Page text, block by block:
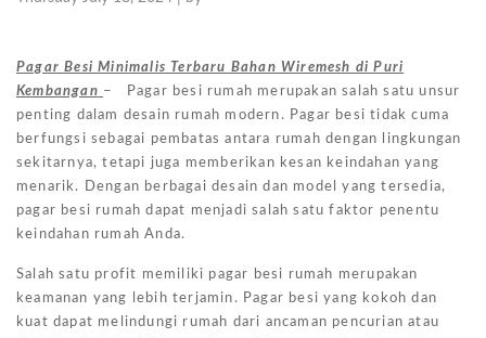
Pagar Besi Minimalis Terbaru Bahan Wiremesh di Puri
Kembangan – Pagar besi rumah merupakan salah satu unsur
penting dalam desain rumah modern. Pagar besi tidak cuma
berfungsi sebagai pembatas antara rumah dengan lingkungan
sekitarnya, tetapi juga memberikan kesan keindahan yang
menarik. Dengan berbagai desain dan model yang tersedia,
pagar besi rumah dapat menjadi salah satu faktor penentu
keindahan rumah Anda.
Salah satu profit memiliki pagar besi rumah merupakan
keamanan yang lebih terjamin. Pagar besi yang kokoh dan
kuat dapat melindungi rumah dari ancaman pencurian atau